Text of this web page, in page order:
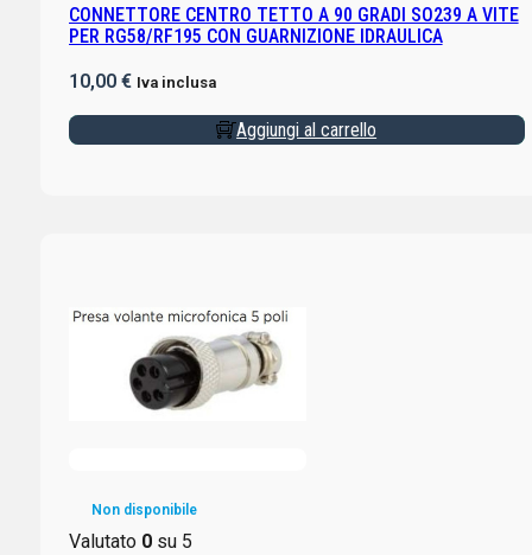
CONNETTORE CENTRO TETTO A 90 GRADI SO239 A VITE
PER RG58/RF195 CON GUARNIZIONE IDRAULICA
10,00 € Iva inclusa
Aggiungi al carrello
Non disponibile
Valutato 0su 5